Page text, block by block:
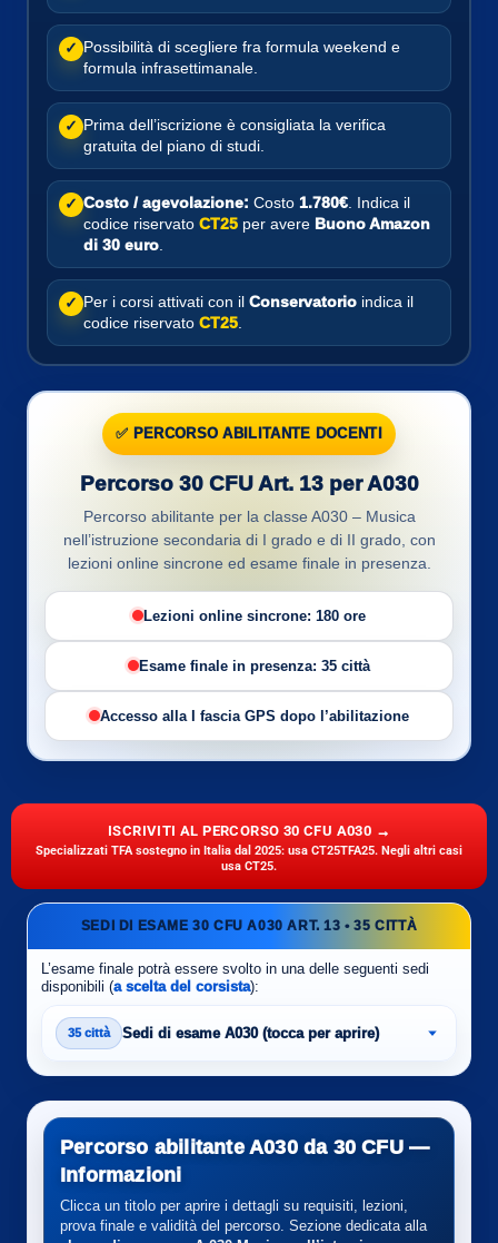
✓ Possibilità di scegliere fra formula weekend e
formula infrasettimanale.
✓ Prima dell’iscrizione è consigliata la verifica
gratuita del piano di studi.
✓ Costo / agevolazione: Costo 1.780€ . Indica il
codice riservato CT25 per avere Buono Amazon
di 30 euro
✓ Per i corsi attivati con il Conservatorio indica il
codice riservato CT25
✅ PERCORSO ABILITANTE DOCENTI
Percorso 30 CFU Art. 13 per A030
Percorso abilitante per la classe A030 – Musica
nell’istruzione secondaria di I grado e di II grado, con
lezioni online sincrone ed esame finale in presenza.
Lezioni online sincrone: 180 ore
Esame finale in presenza: 35 città
Accesso alla I fascia GPS dopo l’abilitazione
ISCRIVITI AL PERCORSO 30 CFU A030 →
Specializzati TFA sostegno in Italia dal 2025: usa CT25TFA25. Negli altri casi
usa CT25.
SEDI DI ESAME 30 CFU A030 ART. 13 • 35 CITTÀ
L’esame finale potrà essere svolto in una delle seguenti sedi
disponibili (a scelta del corsista):
35 città Sedi di esame A030 (tocca per aprire)
Percorso abilitante A030 da 30 CFU —
Informazioni
Clicca un titolo per aprire i dettagli su requisiti, lezioni,
prova finale e validità del percorso. Sezione dedicata alla